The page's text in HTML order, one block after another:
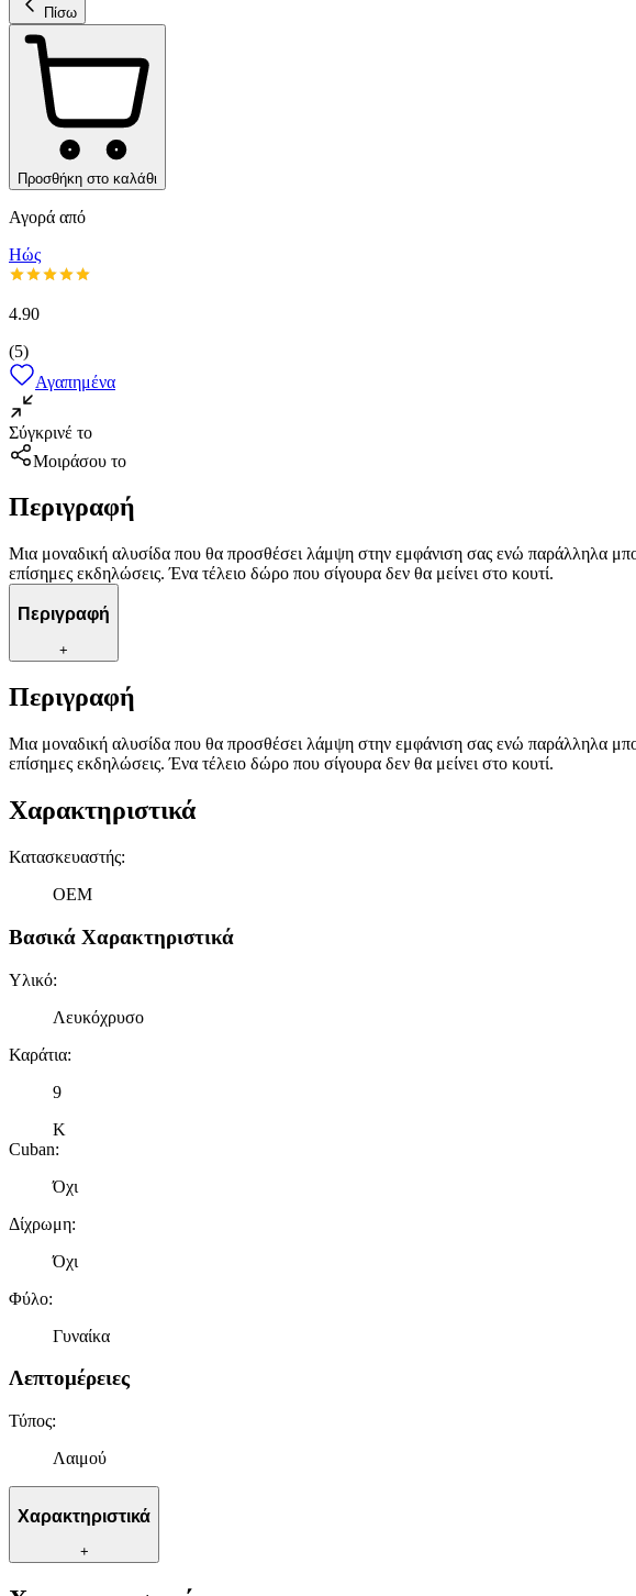
Πίσω
Προσθήκη στο καλάθι
Αγορά από
Ηώς
4.90
(5)
Αγαπημένα
Σύγκρινέ το
Μοιράσου το
Περιγραφή
Μια μοναδική αλυσίδα που θα προσθέσει λάμψη στην εμφάνιση σας ενώ παράλληλα
επίσημες εκδηλώσεις. Ένα τέλειο δώρο που σίγουρα δεν θα μείνει στο κουτί.
Περιγραφή
+
Περιγραφή
Μια μοναδική αλυσίδα που θα προσθέσει λάμψη στην εμφάνιση σας ενώ παράλληλα
επίσημες εκδηλώσεις. Ένα τέλειο δώρο που σίγουρα δεν θα μείνει στο κουτί.
Χαρακτηριστικά
Κατασκευαστής:
OEM
Βασικά Χαρακτηριστικά
Υλικό:
Λευκόχρυσο
Καράτια:
9
Κ
Cuban:
Όχι
Δίχρωμη:
Όχι
Φύλο:
Γυναίκα
Λεπτομέρειες
Τύπος:
Λαιμού
Χαρακτηριστικά
+